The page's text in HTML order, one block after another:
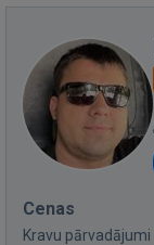
Cenas
Kravu pārvadājumi